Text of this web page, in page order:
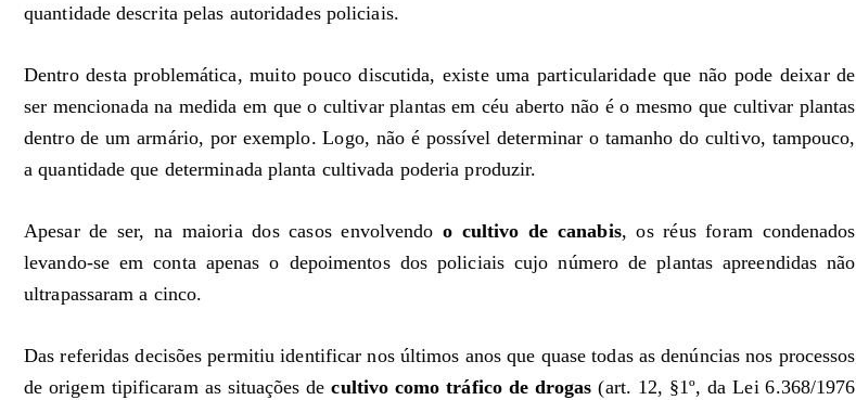
quantidade descrita pelas autoridades policiais.
Dentro desta problemática, muito pouco discutida, existe uma particularidade que não pode deixar de
ser mencionada na medida em que o cultivar plantas em céu aberto não é o mesmo que cultivar plantas
dentro de um armário, por exemplo. Logo, não é possível determinar o tamanho do cultivo, tampouco,
a quantidade que determinada planta cultivada poderia produzir.
Apesar de ser, na maioria dos casos envolvendoo cultivo de canabis, os réus foram condenados
levando-se em conta apenas o depoimentos dos policiais cujo número de plantas apreendidas não
ultrapassaram a cinco.
Das referidas decisões permitiu identificar nos últimos anos que quase todas as denúncias nos processos
de origem tipificaram as situações decultivo como tráfico de drogas (art. 12, §1º, da Lei 6.368/1976